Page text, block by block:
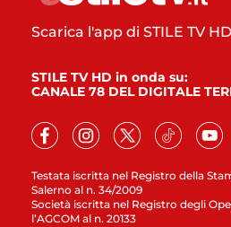
Testata iscritta nel Registro della
Salerno al n. 34/2009
Società iscritta nel Registro degli
l’AGCOM al n. 20133
Scarica l'app di STILE TV HD
STILE TV HD in onda su:
CANALE 78 DEL DIGITALE